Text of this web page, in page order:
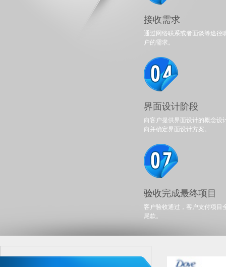
接收需求
通过网络联系或者面谈等途径
户的需求。
界面设计阶段
向客户提供界面设计的概念设
向并确定界面设计方案。
验收完成最终项目
客户验收通过，客户支付项目
尾款。